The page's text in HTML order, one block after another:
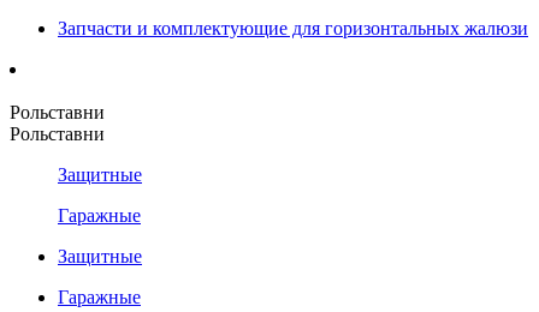
Запчасти и комплектующие для горизонтальных жалюзи
Рольставни
Рольставни
Защитные
Гаражные
Защитные
Гаражные